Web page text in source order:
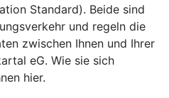
Standard). Beide sind
und regeln die
zwischen Ihnen und Ihrer
eG. Wie sie sich
hier.